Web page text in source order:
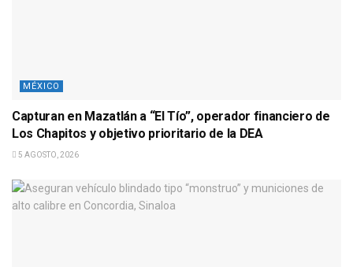
MÉXICO
Capturan en Mazatlán a “El Tío”, operador financiero de
Los Chapitos y objetivo prioritario de la DEA
5 AGOSTO, 2026